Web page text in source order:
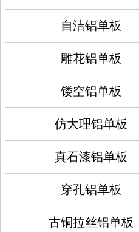
自洁铝单板
雕花铝单板
镂空铝单板
仿大理铝单板
真石漆铝单板
穿孔铝单板
古铜拉丝铝单板